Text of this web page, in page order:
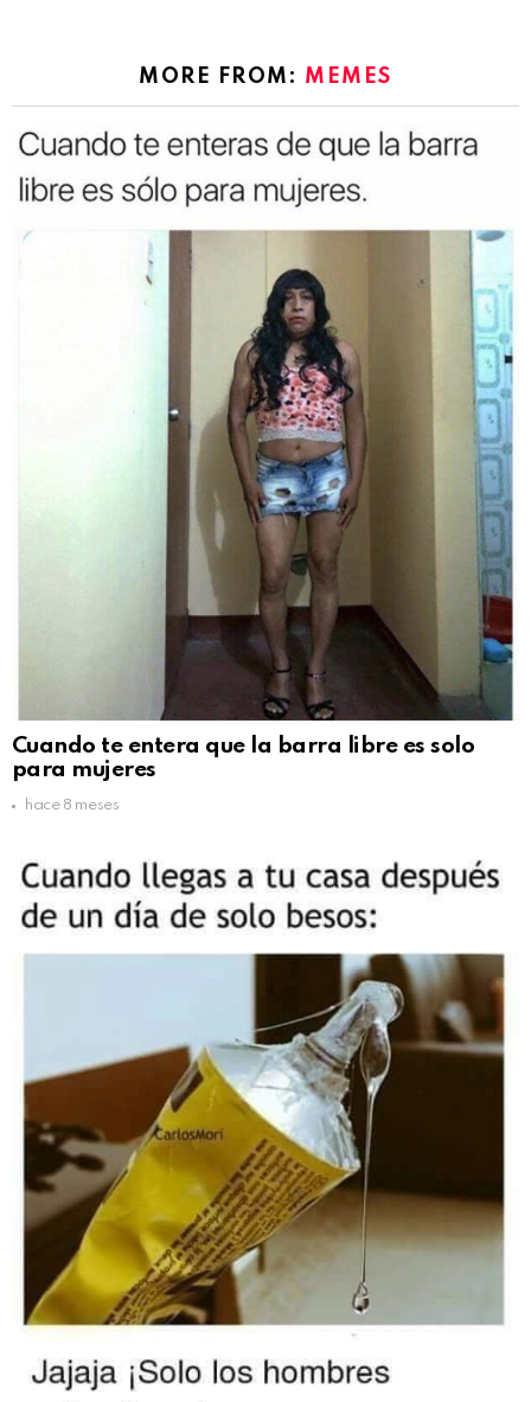
MORE FROM: MEMES
Cuando te entera que la barra libre es solo
para mujeres
hace 8 meses